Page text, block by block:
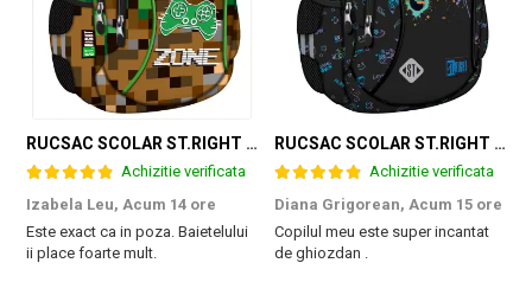
RUCSAC SCOLAR ST.RIGHT 3 COMPARTIMENTE GAME ZONE BP-26 301384
Achizitie verificata
Izabela Leu, Acum 14 ore
Este exact ca in poza. Baietelului
ii place foarte mult.
RUCSAC SCOLAR ST.RIGHT 3 COMPARTIMENTE GAME CONTROLLER SPLASH BP-26 697562
Achizitie verificata
Diana Grigorean, Acum 15 ore
Copilul meu este super incantat
de ghiozdan .